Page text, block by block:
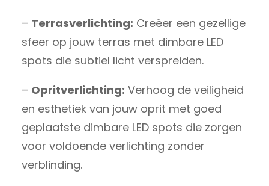
– Terrasverlichting: Creëer een gezellige
sfeer op jouw terras met dimbare LED
spots die subtiel licht verspreiden.
– Opritverlichting: Verhoog de veiligheid
en esthetiek van jouw oprit met goed
geplaatste dimbare LED spots die zorgen
voor voldoende verlichting zonder
verblinding.